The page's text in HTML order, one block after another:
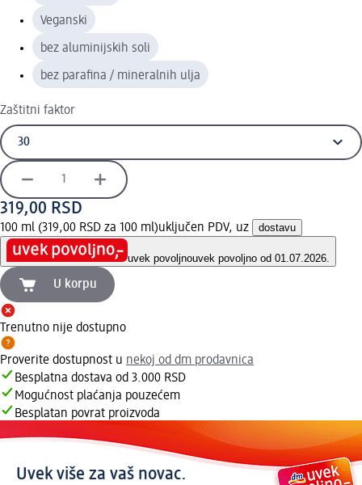
Veganski
bez aluminijskih soli
bez parafina / mineralnih ulja
Zaštitni faktor
319,00 RSD
100 ml (319,00 RSD za 100 ml)uključen PDV, uz dostavu
uvek povoljnouvek povoljno od 01.07.2026.
U korpu
Trenutno nije dostupno
Proverite dostupnost u nekoj od dm prodavnica
Besplatna dostava od 3.000 RSD
Mogućnost plaćanja pouzećem
Besplatan povrat proizvoda
Uvek više za vaš novac.